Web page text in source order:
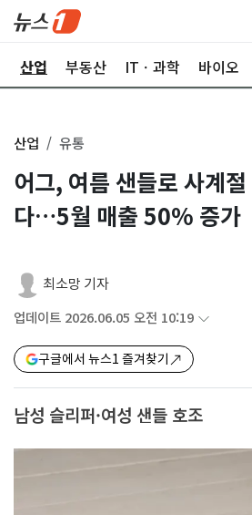
산업 부동산 ITㆍ과학 바이오
산업 유통
어그, 여름 샌들로 사계
다…5월 매출 50% 증가
최소망 기자
업데이트 2026.06.05 오전 10:19
구글에서 뉴스1 즐겨찾기
남성 슬리퍼·여성 샌들 호조